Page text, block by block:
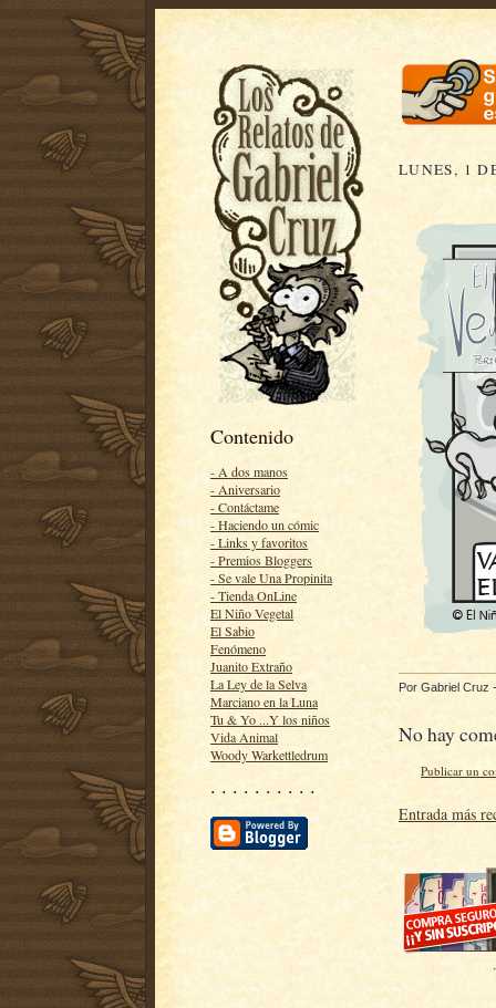
Contenido
- A dos manos
- Aniversario
- Contáctame
- Haciendo un cómic
- Links y favoritos
- Premios Bloggers
- Se vale Una Propinita
- Tienda OnLine
El Niño Vegetal
El Sabio
Fenómeno
Juanito Extraño
La Ley de la Selva
Marciano en la Luna
Tu & Yo ...Y los niños
Vida Animal
Woody Warkettledrum
· · · · · · · · · ·
LUNES, 1
Por Gabriel Cruz
No hay
Publicar un
Entrada más